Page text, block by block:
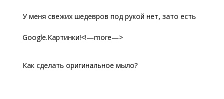
У меня свежих шедевров под рукой нет, зато есть
Google.Картинки!<!—more—>
Как сделать оригинальное мыло?